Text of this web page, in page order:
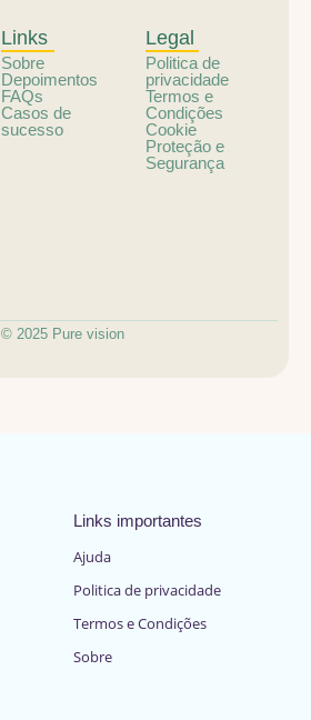
Links
Sobre
Depoimentos
FAQs
Casos de
sucesso
Legal
Politica de
privacidade
Termos e
Condições
Cookie
Proteção e
Segurança
© 2025 Pure vision
Links importantes
Ajuda
Politica de privacidade
Termos e Condições
Sobre